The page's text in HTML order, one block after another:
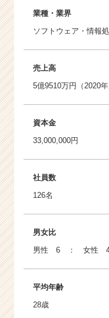
業種・業界
ソフトウェア・情報
売上高
5億9510万円（2020年
資本金
33,000,000円
社員数
126名
男女比
男性 6 ： 女性
平均年齢
28歳